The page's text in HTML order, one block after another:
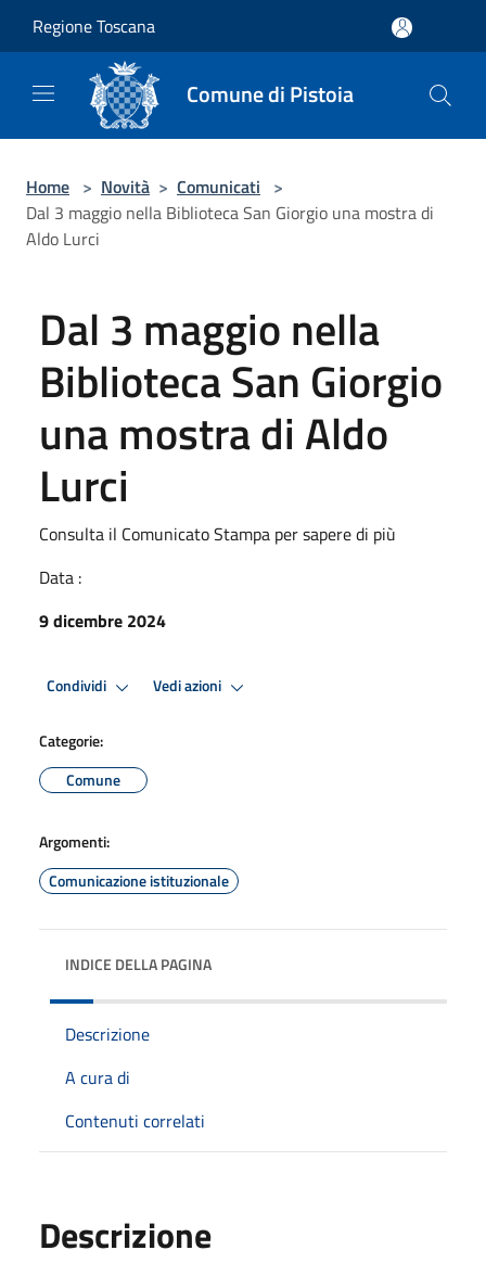
Regione Toscana
Comune di Pistoia
Home > Novità > Comunicati >
Dal 3 maggio nella Biblioteca San Giorgio una mostra di
Aldo Lurci
Dal 3 maggio nella
Biblioteca San Giorgio
una mostra di Aldo
Lurci
Consulta il Comunicato Stampa per sapere di più
Data :
9 dicembre 2024
Condividi Vedi azioni
Categorie:
Comune
Argomenti:
Comunicazione istituzionale
INDICE DELLA PAGINA
Descrizione
A cura di
Contenuti correlati
Descrizione